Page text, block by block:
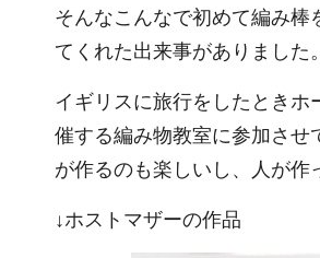
そんなこんなで初めて編み
てくれた出来事がありました。
イギリスに旅行をしたとき
催する編み物教室に参加さ
が作るのも楽しいし、人が作
↓ホストマザーの作品